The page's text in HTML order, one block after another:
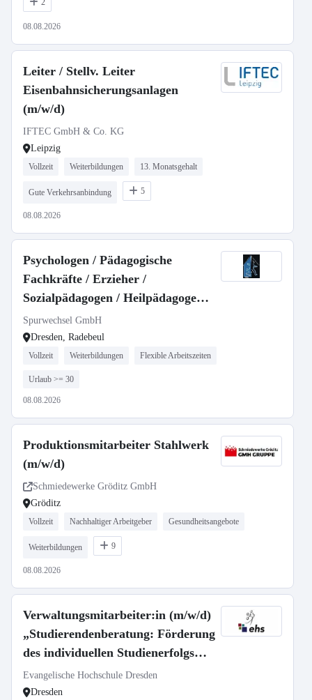
2
08.08.2026
Leiter / Stellv. Leiter
Eisenbahnsicherungsanlagen
(m/w/d)
IFTEC GmbH & Co. KG
Leipzig
Vollzeit Weiterbildungen 13. Monatsgehalt
Gute Verkehrsanbindung 5
08.08.2026
Psychologen / Pädagogische
Fachkräfte / Erzieher /
Sozialpädagogen / Heilpädagoge
(m/w/d)
Spurwechsel GmbH
Dresden, Radebeul
Vollzeit Weiterbildungen Flexible Arbeitszeiten
Urlaub >= 30
08.08.2026
Produktionsmitarbeiter Stahlwerk
(m/w/d)
Schmiedewerke Gröditz GmbH
Gröditz
Vollzeit Nachhaltiger Arbeitgeber Gesundheitsangebote
Weiterbildungen 9
08.08.2026
Verwaltungsmitarbeiter:in (m/w/d)
„Studierendenberatung: Förderung
des individuellen Studienerfolgs
und studienbezogene Begleitung“
Evangelische Hochschule Dresden
Dresden